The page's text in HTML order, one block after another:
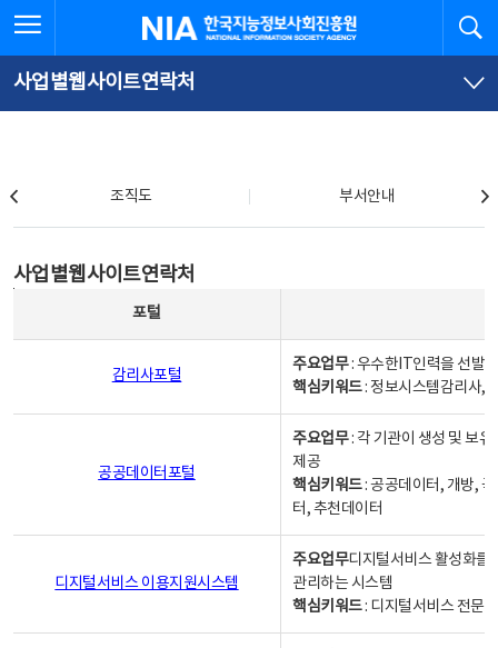
문
로
가
체
뉴
바
가
한국지능정보사회진흥원
사업별웹사이트연락처
조직도 부서안내
사업별웹사이트연락처
포털
감리사포털
주요업무: 우수한IT인력을 선발
핵심키워드: 정보시스템감리사,
공공데이터포털
주요업무: 각 기관이 생성 및 보
제공
핵심키워드: 공공데이터, 개방,
터, 추천데이터
디지털서비스 이용지원시스템
주요업무디지털서비스 활성화를
관리하는 시스템
핵심키워드: 디지털서비스 전문